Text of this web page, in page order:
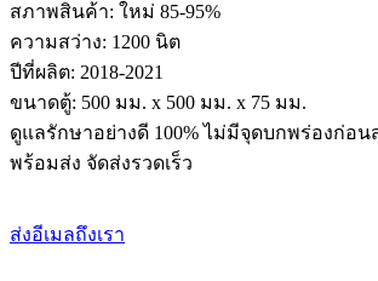
สภาพสินค้า: ใหม่ 85-95%
ความสว่าง: 1200 นิต
ปีที่ผลิต: 2018-2021
ขนาดตู้: 500 มม. x 500 มม. x 75 มม.
ดูแลรักษาอย่างดี 100% ไม่มีจุดบกพร่องก่อ
พร้อมส่ง จัดส่งรวดเร็ว
ส่งอีเมลถึงเรา